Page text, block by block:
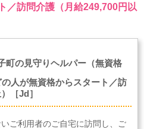
／訪問介護（月給249,700円以
町の見守りヘルパー（無資格
人が無資格からスタート／訪
［Jd］
ご利用者のご自宅に訪問し、ご